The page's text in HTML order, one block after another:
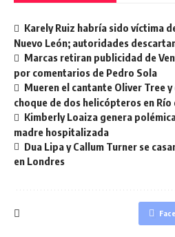
Karely Ruiz habría sido víctima
Nuevo León; autoridades
Marcas retiran publicidad de
por comentarios de Pedro Sola
Mueren el cantante Oliver Tree
choque de dos helicópteros en Río
Kimberly Loaiza genera
madre hospitalizada
Dua Lipa y Callum Turner se
en Londres